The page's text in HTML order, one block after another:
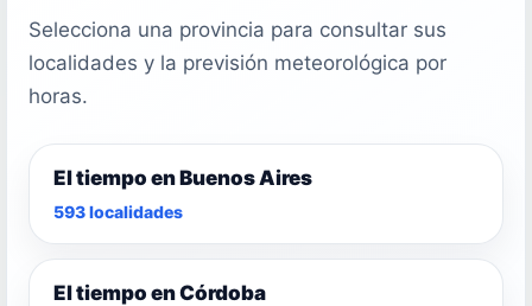
Selecciona una provincia para consultar sus
localidades y la previsión meteorológica por
horas.
El tiempo en Buenos Aires
593 localidades
El tiempo en Córdoba